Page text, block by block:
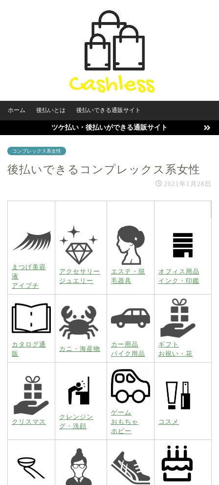
ホーム 後払いとは 後払いできる通販サイト
ツケ払い・後払いができる通販サイト
コンプレックス系女性
後払いできるコンプレックス系女性
2021年1月28日
まつげ美容
液
アイプチ
アクセサリー
ジュエリー
エステ・脱
毛器具
オフィス用品
インク・印鑑
カタログ通
販
カニ・海産物
カー用品
バイク用品
ギフト
お祝い・花
クリスマス
クレンジン
グ・洗顔
ゲーム
おもちゃ
ホビー
コスメ